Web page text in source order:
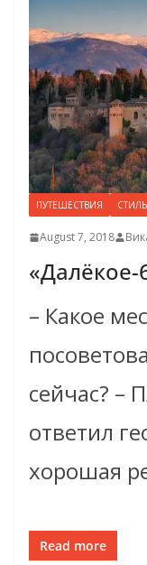
ПУТЕШЕСТВИЯ
August 7, 2018
«Далёкое-
– Какое
сейчас? –
ответил
хорошая
Read more